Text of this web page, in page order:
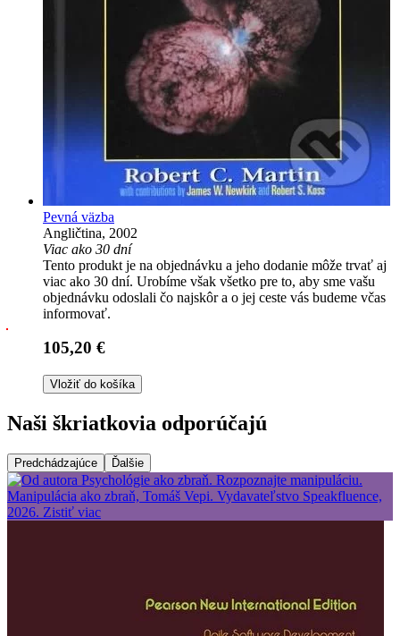
Pevná väzba
Angličtina, 2002
Viac ako 30 dní
Tento produkt je na objednávku a jeho dodanie môže trvať aj
viac ako 30 dní. Urobíme však všetko pre to, aby sme vašu
objednávku odoslali čo najskôr a o jej ceste vás budeme včas
informovať.
105,20 €
Vložiť do košíka
Naši škriatkovia odporúčajú
Predchádzajúce Ďalšie